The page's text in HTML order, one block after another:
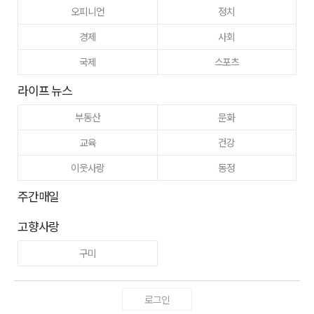
오피니언
정치
경제
사회
국제
스포츠
라이프 뉴스
부동산
문화
교육
건강
이웃사랑
동정
주간매일
고향사랑
구미
로그인